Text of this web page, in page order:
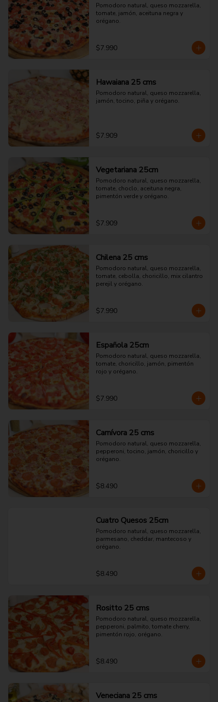
Pomodoro natural, queso mozzarella,
tomate, jamón, aceituna negra y
orégano.
$7.990
Hawaiana 25 cms
Pomodoro natural, queso mozzarella,
jamón, tocino, piña y orégano.
$7.909
Vegetariana 25cm
Pomodoro natural, queso mozzarella,
tomate, choclo, aceituna negra,
pimentón verde y orégano.
$7.909
Chilena 25 cms
Pomodoro natural, queso mozzarella,
tomate, cebolla, choricillo, mix cilantro
perejil y orégano.
$7.990
Española 25cm
Pomodoro natural, queso mozzarella,
tomate, choricillo, jamón, pimentón
rojo y orégano.
$7.990
Carnívora 25 cms
Pomodoro natural, queso mozzarella,
pepperoni, tocino, jamón, choricillo y
orégano.
$8.490
Cuatro Quesos 25cm
Pomodoro natural, queso mozzarella,
parmesano, cheddar, mantecoso y
orégano.
$8.490
Rositto 25 cms
Pomodoro natural, queso mozzarella,
pepperoni, palmito, tomate cherry,
pimentón rojo, orégano.
$8.490
Veneciana 25 cms